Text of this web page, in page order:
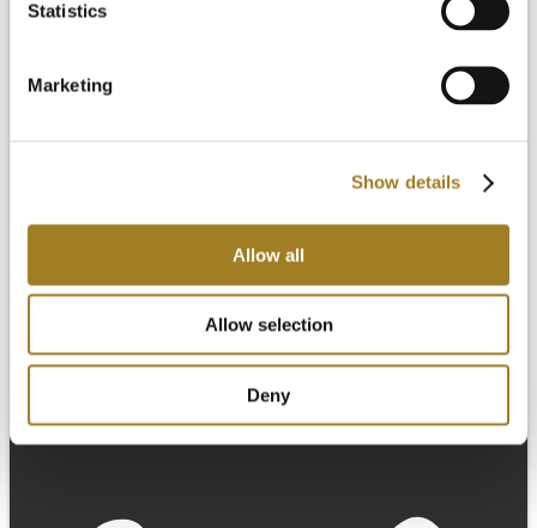
Statistics
Marketing
Show details
Allow all
Allow selection
Deny